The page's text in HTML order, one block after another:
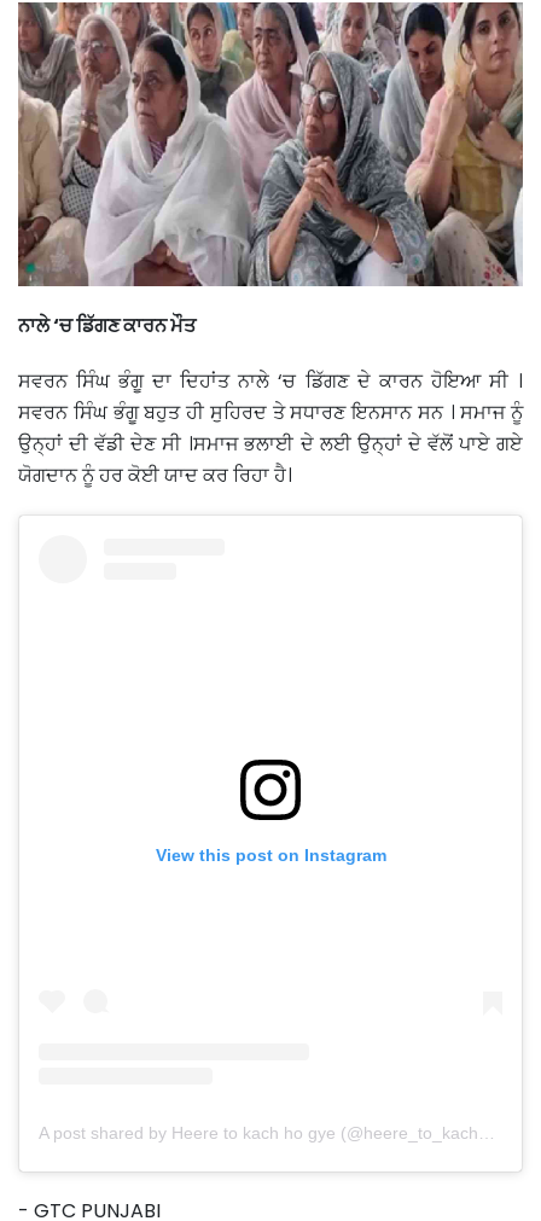
ਨਾਲੇ ‘ਚ ਡਿੱਗਣ ਕਾਰਨ ਮੌਤ
ਸਵਰਨ ਸਿੰਘ ਭੰਗੂ ਦਾ ਦਿਹਾਂਤ ਨਾਲੇ ‘ਚ ਡਿੱਗਣ ਦੇ ਕਾਰਨ ਹੋਇਆ ਸੀ ।
ਸਵਰਨ ਸਿੰਘ ਭੰਗੂ ਬਹੁਤ ਹੀ ਸੁਹਿਰਦ ਤੇ ਸਧਾਰਣ ਇਨਸਾਨ ਸਨ । ਸਮਾਜ ਨੂੰ
ਉਨ੍ਹਾਂ ਦੀ ਵੱਡੀ ਦੇਣ ਸੀ ।ਸਮਾਜ ਭਲਾਈ ਦੇ ਲਈ ਉਨ੍ਹਾਂ ਦੇ ਵੱਲੋਂ ਪਾਏ ਗਏ
ਯੋਗਦਾਨ ਨੂੰ ਹਰ ਕੋਈ ਯਾਦ ਕਰ ਰਿਹਾ ਹੈ।
View this post on Instagram
- GTC PUNJABI